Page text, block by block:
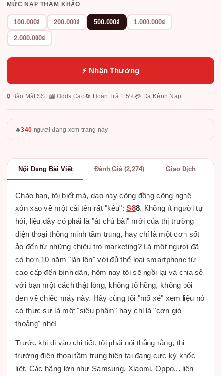
MỨC NẠP THAM KHẢO
100.000₫ 200.000₫ 500.000₫ 1.000.000₫
2.000.000₫
⚡ Nhận Thưởng
🔒 Bảo Mật SSL 🎰 Odds Cao🔄 Hoàn Trả 1.5%💳 Đa Kênh Nạp
🔥340 người đang xem trang này
Nội Dung Bài Viết Đánh Giá (2,274) Giao Dịch
Chào bạn, tôi biết mà, dạo này cộng đồng công nghệ
xôn xao về một cái tên rất "kêu":S88. Không ít người tự
hỏi, liệu đây có phải là "át chủ bài" mới của thị trường
điện thoại thông minh tầm trung, hay chỉ là một cơn sốt
ảo đến từ những chiêu trò marketing? Là một người đã
có hơn 10 năm "lăn lộn" với đủ thể loại smartphone từ
cao cấp đến bình dân, hôm nay tôi sẽ ngồi lại và chia sẻ
với bạn một cách thật lòng, không tô hồng, không bôi
đen về chiếc máy này. Hãy cùng tôi "mổ xẻ" xem liệu nó
có thực sự là một "siêu phẩm" hay chỉ là "cơn gió
thoảng" nhé!
Trước khi đi vào chi tiết, tôi phải nói thẳng rằng, thị
trường điện thoại tầm trung hiện tại đang cực kỳ khốc
liệt. Các hãng lớn như Samsung, Xiaomi, Oppo... liên